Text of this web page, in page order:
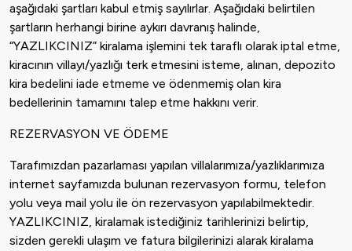
aşağıdaki şartları kabul etmiş sayılırlar. Aşağıdaki belirtilen
şartların herhangi birine aykırı davranış halinde,
“YAZLIKCINIZ” kiralama işlemini tek taraflı olarak iptal etme,
kiracının villayı/yazlığı terk etmesini isteme, alınan, depozito
kira bedelini iade etmeme ve ödenmemiş olan kira
bedellerinin tamamını talep etme hakkını verir.
REZERVASYON VE ÖDEME
Tarafımızdan pazarlaması yapılan villalarımıza/yazlıklarımıza
internet sayfamızda bulunan rezervasyon formu, telefon
yolu veya mail yolu ile ön rezervasyon yapılabilmektedir.
YAZLIKCINIZ, kiralamak istediğiniz tarihlerinizi belirtip,
sizden gerekli ulaşım ve fatura bilgilerinizi alarak kiralama